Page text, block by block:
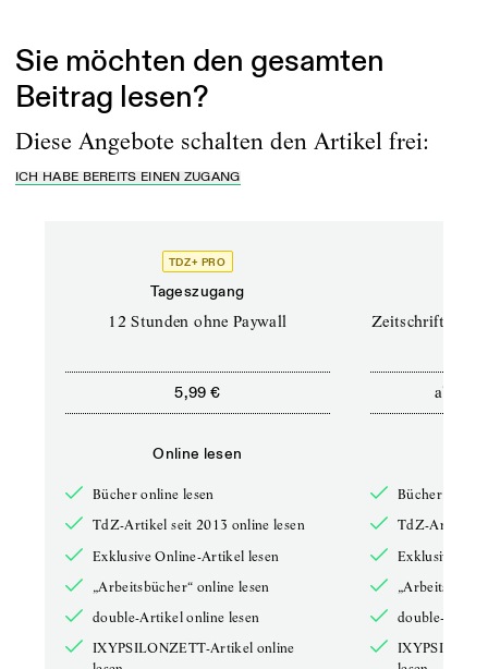
Sie möchten den gesamten
Beitrag lesen?
Diese Angebote schalten den Artikel frei:
ICH HABE BEREITS EINEN ZUGANG
TDZ+ PRO
Tageszugang
12 Stunden ohne Paywall
5,99 €
Online lesen
Bücher online lesen
TdZ-Artikel seit 2013 online lesen
Exklusive Online-Artikel lesen
„Arbeitsbücher“ online lesen
double-Artikel online lesen
IXYPSILONZETT-Artikel online
Zeitschriften
ab
Bücher online
TdZ-Artikel
Exklusive
double-